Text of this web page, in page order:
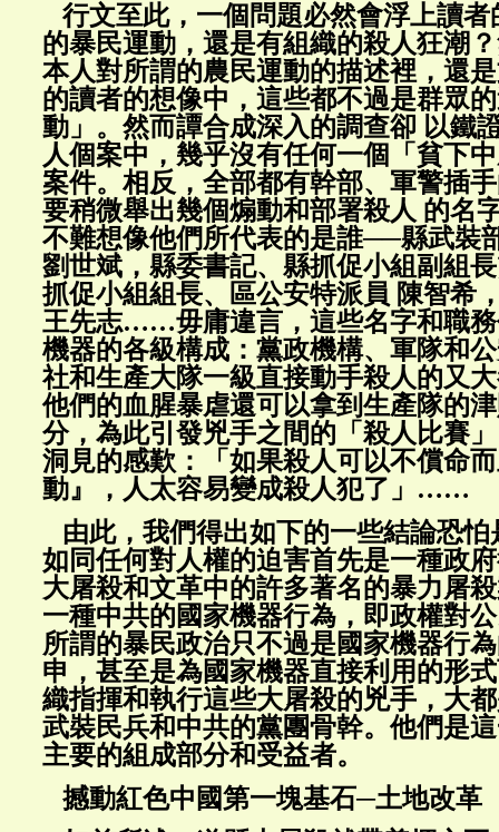
行文至此，一個問題必然會浮上讀者
的暴民運動，還是有組織的殺人狂潮
本人對所謂的農民運動的描述裡，還
的讀者的想像中，這些都不過是群眾
動」。然而譚合成深入的調查卻 以鐵
人個案中，幾乎沒有任何一個「貧下
案件。相反，全部都有幹部、軍警插
要稍微舉出幾個煽動和部署殺人 的名
不難想像他們所代表的是誰──縣武裝
劉世斌，縣委書記、縣抓促小組副組
抓促小組組長、區公安特派員 陳智希
王先志……毋庸違言，這些名字和職
機器的各級構成：黨政機構、軍隊和
社和生產大隊一級直接動手殺人的又
他們的血腥暴虐還可以拿到生產隊的
分，為此引發兇手之間的「殺人比賽
洞見的感歎：「如果殺人可以不償命
動』，人太容易變成殺人犯了」……
由此，我們得出如下的一些結論恐怕
如同任何對人權的迫害首先是一種政
大屠殺和文革中的許多著名的暴力屠
一種中共的國家機器行為，即政權對
所謂的暴民政治只不過是國家機器行
申，甚至是為國家機器直接利用的形
織指揮和執行這些大屠殺的兇手，大
武裝民兵和中共的黨團骨幹。他們是
主要的組成部分和受益者。
撼動紅色中國第一塊基石─土地改革